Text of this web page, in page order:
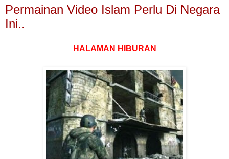
Permainan Video Islam Perlu Di Negara
Ini..
HALAMAN HIBURAN